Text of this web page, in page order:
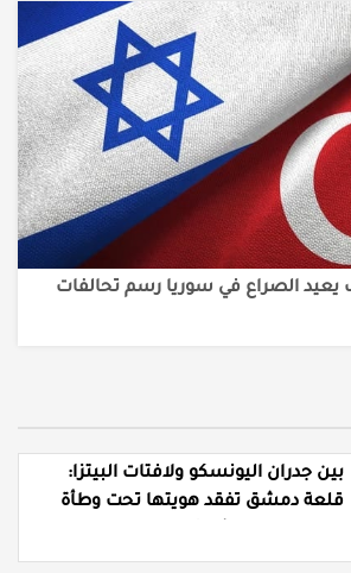
الصراع في سوريا رسم تحالفات
بين جدران اليونسكو ولافتات البيتزا:
قلعة دمشق تفقد هويتها تحت وطأة